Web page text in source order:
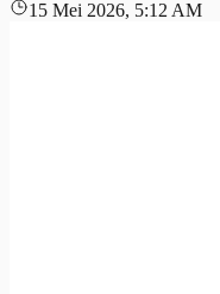
15 Mei 2026, 5:12 AM